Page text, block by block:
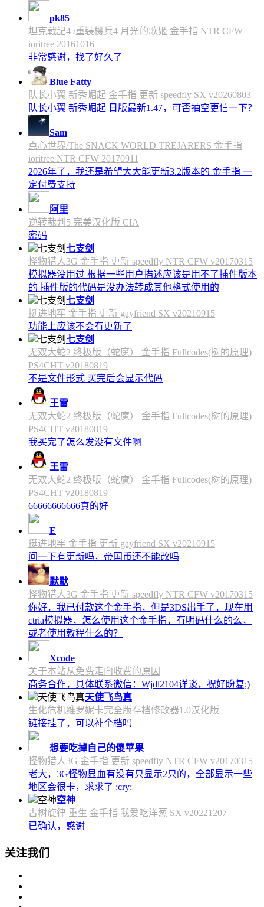
pk85
坦克戰記4 /重裝機兵4 月光的歌姬 金手指 NTR CFW
ioritree 20161016
非常感谢，找了好久了
Blue Fatty
队长小翼 新秀崛起 金手指 更新 speedfly SX v20260803
队长小翼 新秀崛起 日版最新1.47，可否抽空更信一下？
Sam
点心世界/The SNACK WORLD TREJARERS 金手指
ioritree NTR CFW 20170911
2026年了，我还是希望大大能更新3.2版本的 金手指 一
定付费支持
阿里
逆转裁判5 完美汉化版 CIA
密码
七支剑
怪物猎人3G 金手指 更新 speedfly NTR CFW v20170315
模拟器没用过 根据一些用户描述应该是用不了插件版本
的 插件版的代码是没办法转成其他格式使用的
七支剑
挺进地牢 金手指 更新 gayfriend SX v20210915
功能上应该不会有更新了
七支剑
无双大蛇2 终极版（蛇魔） 金手指 Fullcodes(树的原理)
PS4CHT v20180819
不是文件形式 买完后会显示代码
王雷
无双大蛇2 终极版（蛇魔） 金手指 Fullcodes(树的原理)
PS4CHT v20180819
我买完了怎么发没有文件啊
王雷
无双大蛇2 终极版（蛇魔） 金手指 Fullcodes(树的原理)
PS4CHT v20180819
66666666666真的好
E
挺进地牢 金手指 更新 gayfriend SX v20210915
问一下有更新吗，帝国币还不能改吗
默默
怪物猎人3G 金手指 更新 speedfly NTR CFW v20170315
你好，我已付款这个金手指，但是3DS出手了，现在用
ctria模拟器，怎么使用这个金手指，有明码什么的么，
或者使用教程什么的？
Xcode
关于本站从免费走向收费的原因
商务合作，具体联系微信：Wjdl2104详谈，祝好盼复;)
天使飞鸟真
生化危机维罗妮卡完全版存档修改器1.0汉化版
链接挂了，可以补个档吗
想要吃掉自己的傻苹果
怪物猎人3G 金手指 更新 speedfly NTR CFW v20170315
老大，3G怪物显血有没有只显示2只的，全部显示一些
地区会很卡，求求了 :cry:
空神
古树旋律 重生 金手指 我爱吃洋葱 SX v20221207
已确认，感谢
关注我们